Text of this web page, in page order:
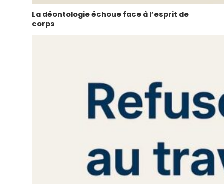
La déontologie échoue face à l’esprit de
corps